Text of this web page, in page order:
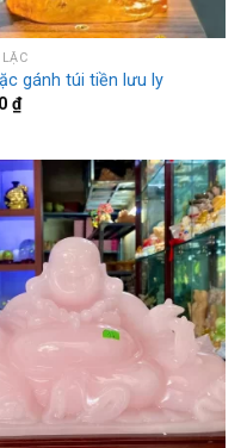
gánh túi tiền lưu ly
₫